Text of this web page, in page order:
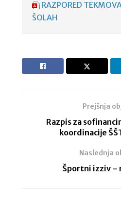
RAZPORED
ŠOLAH
Prejšnja
Razpis za
koordinacije
Naslednja
Športni izziv –